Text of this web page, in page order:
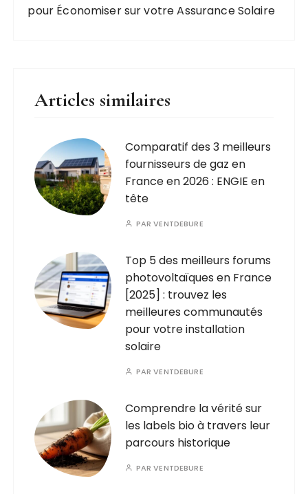
pour Économiser sur votre Assurance Solaire
Articles similaires
Comparatif des 3 meilleurs
fournisseurs de gaz en
France en 2026 : ENGIE en
tête
PARVENTDEBURE
Top 5 des meilleurs forums
photovoltaïques en France
[2025] : trouvez les
meilleures communautés
pour votre installation
solaire
PARVENTDEBURE
Comprendre la vérité sur
les labels bio à travers leur
parcours historique
PARVENTDEBURE